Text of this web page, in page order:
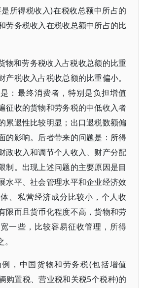
所得税收入)在税收总额中所占的
劳务税收入在税收总额中所占的比
物和劳务税收入占税收总额的比重
产税收入占税收总额的比重偏小。
：最终消费者，特别是负担增值
征收的货物和劳务税的中低收入者
累退性比较明显；出口退税数额偏
的影响。后者带来的问题是：所得
政收入和调节个人收入、财产分配
制。出现上述问题的主要原因是目
水平、社会管理水平和企业经济效
、私营经济成分比较小，个人收
限而且货币化程度不高，货物和劳
一些，比较容易征收管理，所得
例，中国货物和劳务税(包括增值
购置税、营业税和关税5个税种)的